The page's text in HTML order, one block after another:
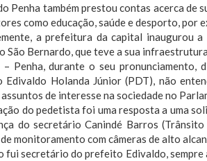
Penha também prestou contas acerca de
como educação, saúde e desporto, por
a prefeitura da capital inaugurou
São Bernardo, que teve a sua
Penha, durante o seu pronunciamento,
Edivaldo Holanda Júnior (PDT), não
de interesse na sociedade no
do pedetista foi uma resposta a uma
do secretário Canindé Barros
monitoramento com câmeras de alto
fui secretário do prefeito Edivaldo,